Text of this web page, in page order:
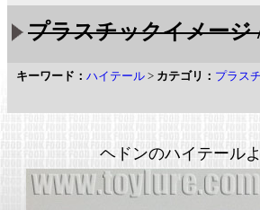
プラスチックイメージ
キーワード： ハイテール > カテゴリ： プラス
ヘドンのハイテール